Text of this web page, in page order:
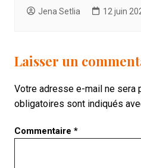
Jena Setlia 12 juin
Laisser un
Votre adresse e-mail ne sera
obligatoires sont indiqués
Commentaire *